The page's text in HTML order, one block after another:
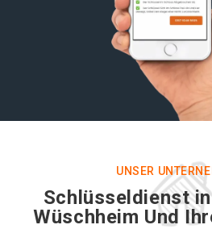
UNSER
Schlüsseldienst
Wüschheim Und